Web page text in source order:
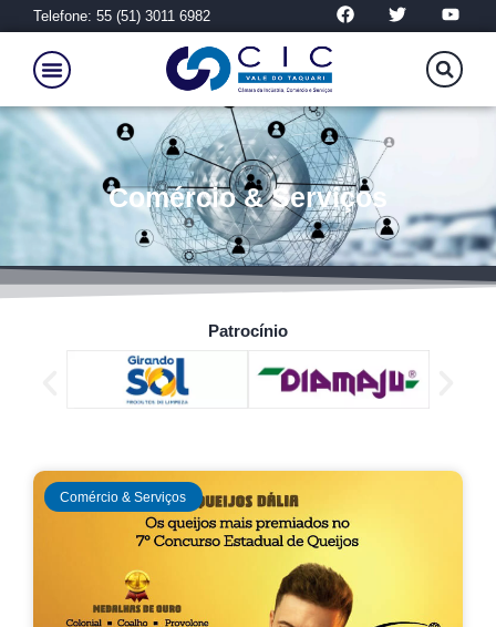
Telefone: 55 (51) 3011 6982
Comércio & Serviços
Patrocínio
Comércio & Serviços